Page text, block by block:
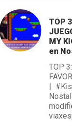
TOP
MY
en
TOP
|